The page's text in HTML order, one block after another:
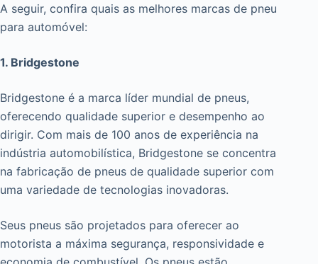
A seguir, confira quais as melhores marcas de pneu
para automóvel:
1. Bridgestone
Bridgestone é a marca líder mundial de pneus,
oferecendo qualidade superior e desempenho ao
dirigir. Com mais de 100 anos de experiência na
indústria automobilística, Bridgestone se concentra
na fabricação de pneus de qualidade superior com
uma variedade de tecnologias inovadoras.
Seus pneus são projetados para oferecer ao
motorista a máxima segurança, responsividade e